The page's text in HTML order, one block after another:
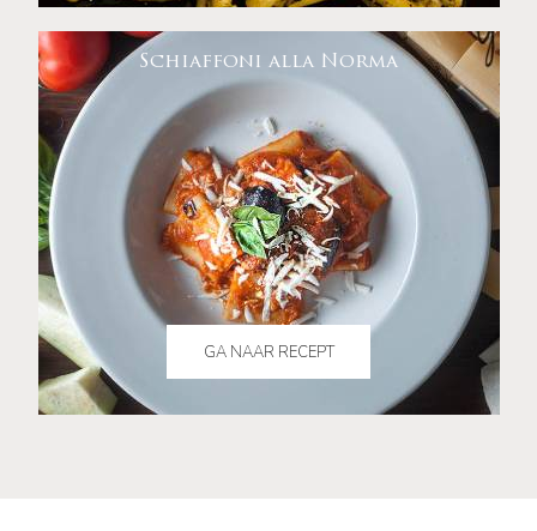
Schiaffoni alla Norma
GA NAAR RECEPT